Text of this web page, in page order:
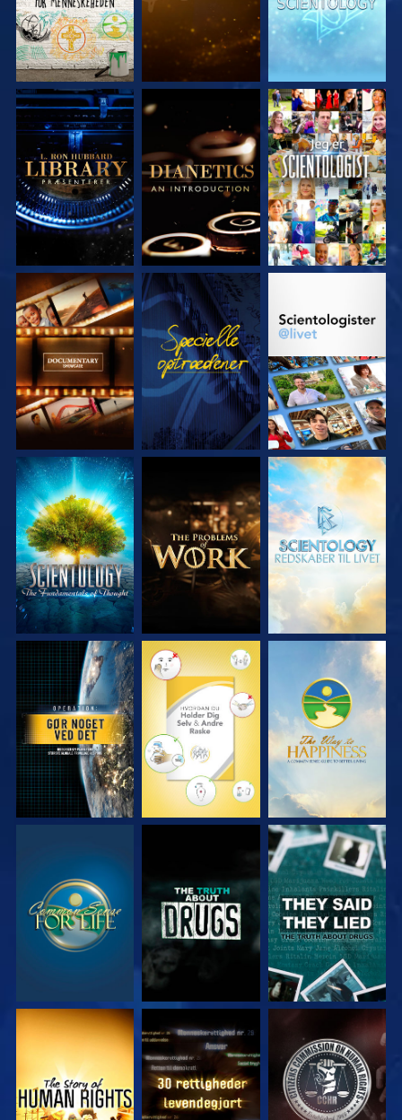
UDFORSK SERIEN UDFORSK SERIEN SE
UDFORSK SERIEN SE UDFORSK SERIEN
UDFORSK SERIEN UDFORSK SERIEN UDFORSK SERIEN
SE SE SE
SE SE
SE SE SE